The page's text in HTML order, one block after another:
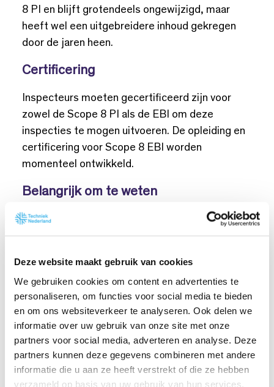
Deze website maakt gebruik van cookies
We gebruiken cookies om content en advertenties te
personaliseren, om functies voor social media te bieden
en om ons websiteverkeer te analyseren. Ook delen we
informatie over uw gebruik van onze site met onze
partners voor social media, adverteren en analyse. Deze
partners kunnen deze gegevens combineren met andere
informatie die u aan ze heeft verstrekt of die ze hebben
verzameld op basis van uw gebruik van hun services.
8 PI en blijft grotendeels ongewijzigd, maar
heeft wel een uitgebreidere inhoud gekregen
door de jaren heen.
Certificering
Inspecteurs moeten gecertificeerd zijn voor
zowel de Scope 8 PI als de EBI om deze
inspecties te mogen uitvoeren. De opleiding en
certificering voor Scope 8 EBI worden
momenteel ontwikkeld.
Belangrijk om te weten
Een Scope 8 EBI-inspectie is niet wettelijk
verplicht en is alleen nodig als de opdrachtgever
voldoende, tenzij anders aangegeven. Dit
betekent dat je als installateur of
inspectiebedrijf kunt blijven werken volgensde
, tenzij je opdrachtgever specifiek
vraagt om een Scope 8 EBI-inspectie.